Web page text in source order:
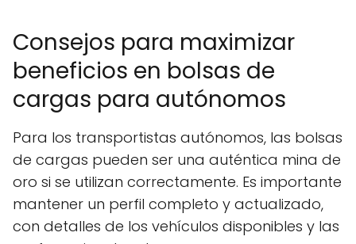
Consejos para maximizar
beneficios en bolsas de
cargas para autónomos
Para los transportistas autónomos, las bolsas
de cargas pueden ser una auténtica mina de
oro si se utilizan correctamente. Es importante
mantener un perfil completo y actualizado,
con detalles de los vehículos disponibles y las